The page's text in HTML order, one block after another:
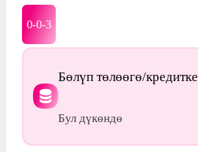
0-0-3
Бөлүп төлөөгө/
Бул дүкөндө